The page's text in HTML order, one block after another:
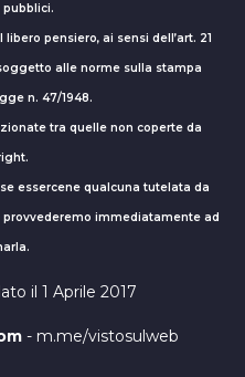
pensiero, ai sensi dell’art. 21
alle norme sulla stampa
n. 47/1948.
tra quelle non coperte da
essercene qualcuna tutelata da
immediatamente ad
il 1 Aprile 2017
- m.me/vistosulweb